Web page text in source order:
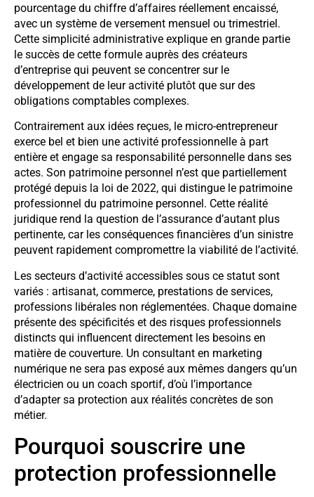
pourcentage du chiffre d’affaires réellement encaissé,
avec un système de versement mensuel ou trimestriel.
Cette simplicité administrative explique en grande partie
le succès de cette formule auprès des créateurs
d’entreprise qui peuvent se concentrer sur le
développement de leur activité plutôt que sur des
obligations comptables complexes.
Contrairement aux idées reçues, le micro-entrepreneur
exerce bel et bien une activité professionnelle à part
entière et engage sa responsabilité personnelle dans ses
actes. Son patrimoine personnel n’est que partiellement
protégé depuis la loi de 2022, qui distingue le patrimoine
professionnel du patrimoine personnel. Cette réalité
juridique rend la question de l’assurance d’autant plus
pertinente, car les conséquences financières d’un sinistre
peuvent rapidement compromettre la viabilité de l’activité.
Les secteurs d’activité accessibles sous ce statut sont
variés : artisanat, commerce, prestations de services,
professions libérales non réglementées. Chaque domaine
présente des spécificités et des risques professionnels
distincts qui influencent directement les besoins en
matière de couverture. Un consultant en marketing
numérique ne sera pas exposé aux mêmes dangers qu’un
électricien ou un coach sportif, d’où l’importance
d’adapter sa protection aux réalités concrètes de son
métier.
Pourquoi souscrire une
protection professionnelle